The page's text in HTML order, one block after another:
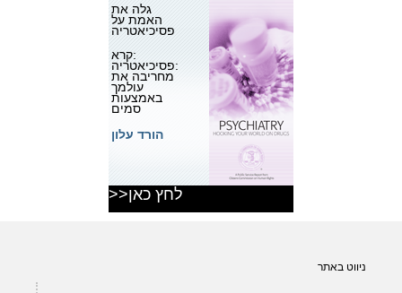
גלה את
האמת על
פסיכיאטריה
קרא:
פסיכיאטריה:
מחריבה את
עולמך
באמצעות
סמים
הורד עלון
>>לחץ כאן
ניווט באתר